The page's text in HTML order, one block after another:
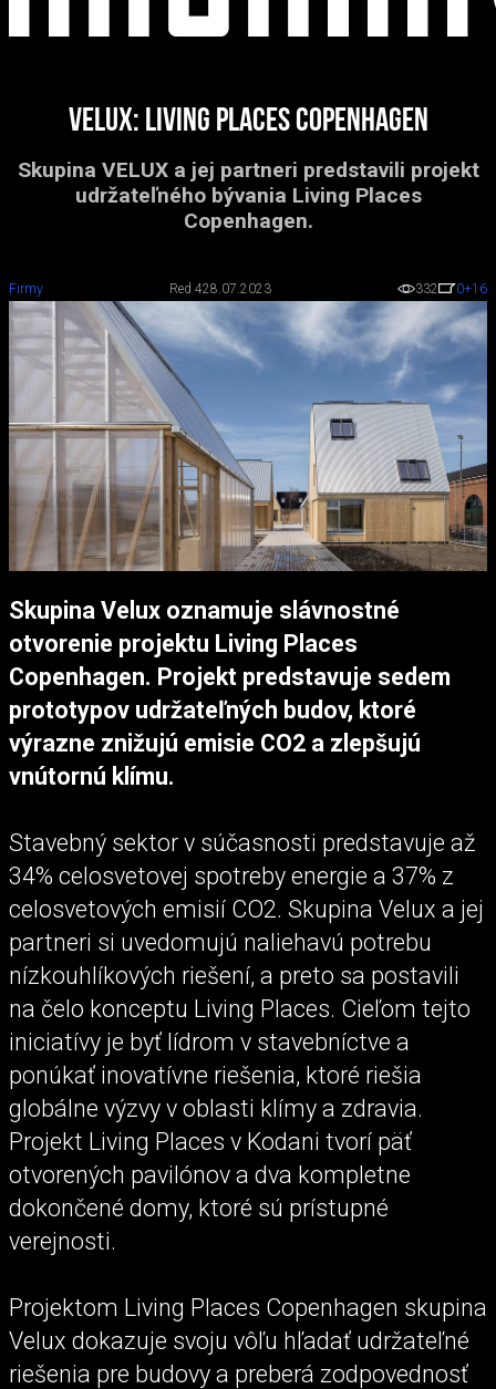
Velux: Living Places Copenhagen
Skupina VELUX a jej partneri predstavili projekt
udržateľného bývania Living Places
Copenhagen.
Firmy Red 428.07.2023 332 0+16
Skupina Velux oznamuje slávnostné
otvorenie projektu Living Places
Copenhagen. Projekt predstavuje sedem
prototypov udržateľných budov, ktoré
výrazne znižujú emisie CO2 a zlepšujú
vnútornú klímu.
Stavebný sektor v súčasnosti predstavuje až
34% celosvetovej spotreby energie a 37% z
celosvetových emisií CO2. Skupina Velux a jej
partneri si uvedomujú naliehavú potrebu
nízkouhlíkových riešení, a preto sa postavili
na čelo konceptu Living Places. Cieľom tejto
iniciatívy je byť lídrom v stavebníctve a
ponúkať inovatívne riešenia, ktoré riešia
globálne výzvy v oblasti klímy a zdravia.
Projekt Living Places v Kodani tvorí päť
otvorených pavilónov a dva kompletne
dokončené domy, ktoré sú prístupné
verejnosti.
Projektom Living Places Copenhagen skupina
Velux dokazuje svoju vôľu hľadať udržateľné
riešenia pre budovy a preberá zodpovednosť